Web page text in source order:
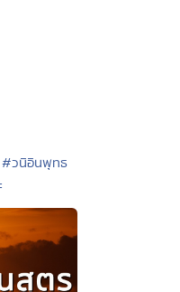
#วนิอินพุทธ